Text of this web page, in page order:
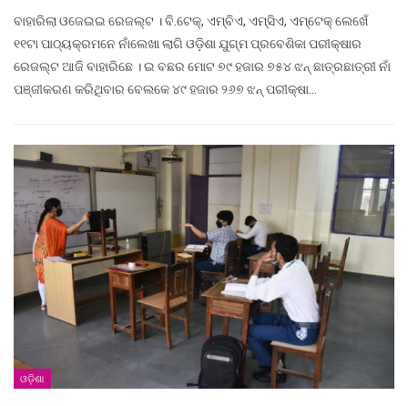
ବାହାରିଲା ଓଜେଇଇ ରେଜଲ୍ଟ । ବି.ଟେକ୍‌, ଏମ୍‌ବିଏ, ଏମ୍‌ସିଏ, ଏମ୍‌ଟେକ୍ ଲେଖେଁ
୧୧ଟା ପାଠ୍ୟକ୍ରମନେ ନାଁଲେଖା ଲାଗି ଓଡ଼ିଶା ଯୁଗ୍ମ ପ୍ରବେଶିକା ପରୀକ୍ଷାର
ରେଜଲ୍ଟ ଆଜି ବାହାରିଛେ । ଇ ବଛର ମୋଟ ୭୯ ହଜାର ୭୫୪ ଝନ୍ ଛାତ୍ରଛାତ୍ରୀ ନାଁ
ପଞ୍ଜୀକରଣ କରିଥିବାର ବେଲକେ ୪୯ ହଜାର ୨୬୭ ଝନ୍ ପରୀକ୍ଷା…
ଓଡ଼ିଶା